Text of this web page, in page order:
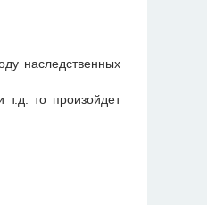
наследственных
т.д. то произойдет